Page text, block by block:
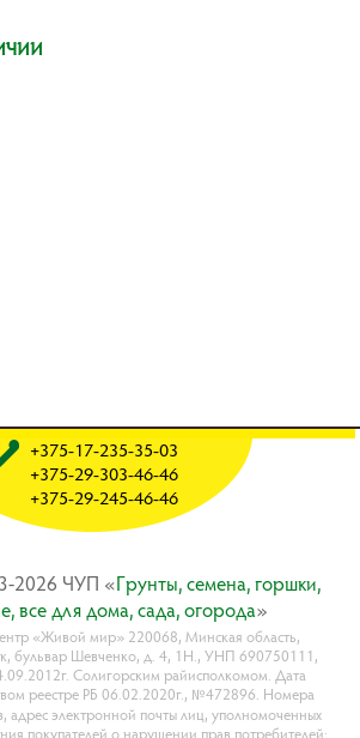
2026 ЧУП «Гpyнты, ceмeнa, гopшки,
вce для дoмa, caдa, oгopoдa»
«Живой мир» 220068, Минская область,
бульвар Шевченко, д. 4, 1Н., УНП 690750111,
Солигорским райисполкомом. Дата
реестре РБ 06.02.2020г., №472896. Номера
адрес электронной почты лиц, уполномоченных
покупателей о нарушении прав потребителей:
+375-17-235-35-03
+375-29-303-46-46
+375-29-245-46-46